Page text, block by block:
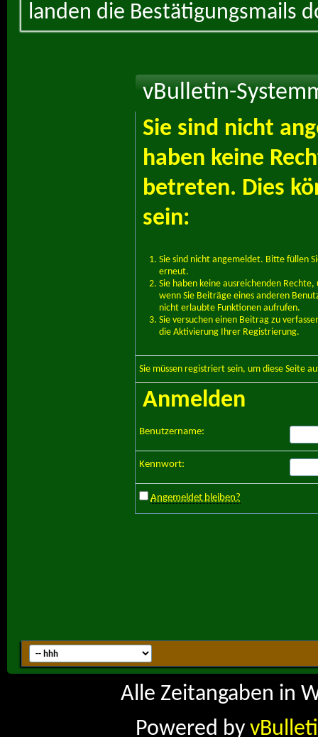
landen die Bestätigungsmails
vBulletin-
Sie sind nicht
haben keine
betreten. Dies
sein:
Sie sind nicht angemeldet. Bitte füllen
erneut.
Sie haben keine ausreichenden
wenn Sie Beiträge eines anderen
nicht erlaubte Funktionen aufrufen.
Sie versuchen einen Beitrag zu
die Aktivierung Ihrer Registrierung.
Sie müssen registriert sein, um diese Seite
Anmelden
Benutzername:
Kennwort:
Angemeldet bleiben?
Alle Zeitangaben in
Powered by